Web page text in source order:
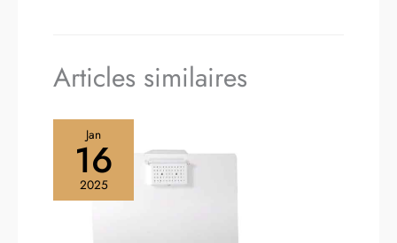
Articles similaires
Jan
16
2025